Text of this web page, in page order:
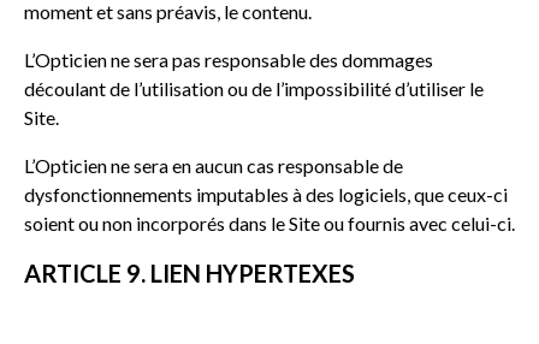
moment et sans préavis, le contenu.
L’Opticien ne sera pas responsable des dommages
découlant de l’utilisation ou de l’impossibilité d’utiliser le
Site.
L’Opticien ne sera en aucun cas responsable de
dysfonctionnements imputables à des logiciels, que ceux-ci
soient ou non incorporés dans le Site ou fournis avec celui-ci.
ARTICLE 9. LIEN HYPERTEXES